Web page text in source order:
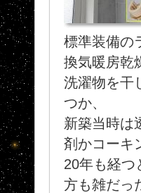
標準装備の
換気暖房乾
洗濯物を干
つか、
新築当時は
剤かコーキ
20年も経
方も雑だっ